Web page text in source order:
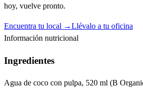
hoy, vuelve pronto.
Encuentra tu local →Llévalo a tu oficina
Información nutricional
Ingredientes
Agua de coco con pulpa, 520 ml (B